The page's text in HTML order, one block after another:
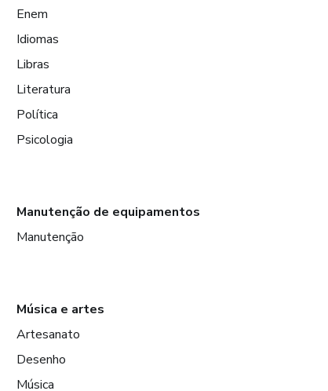
Enem
Idiomas
Libras
Literatura
Política
Psicologia
Manutenção de equipamentos
Manutenção
Música e artes
Artesanato
Desenho
Música